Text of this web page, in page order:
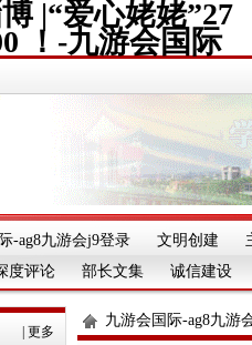
|“爱心姥姥”27
！-九游会国际
-ag8九游会j9登录 文明创建
度评论 部长文集 诚信建设
更多
九游会国际-ag8九游